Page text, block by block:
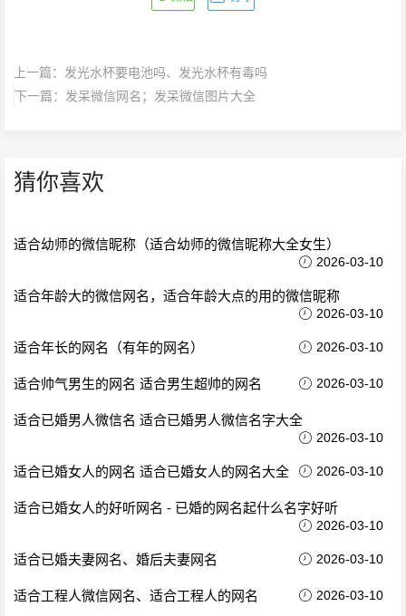
上一篇：
发光水杯要电池吗、发光水杯有毒吗
下一篇：
发呆微信网名；发呆微信图片大全
猜你喜欢
适合幼师的微信昵称（适合幼师的微信昵称大全女生）
2026-03-10
适合年龄大的微信网名，适合年龄大点的用的微信昵称
2026-03-10
适合年长的网名（有年的网名） 2026-03-10
适合帅气男生的网名 适合男生超帅的网名 2026-03-10
适合已婚男人微信名 适合已婚男人微信名字大全
2026-03-10
适合已婚女人的网名 适合已婚女人的网名大全 2026-03-10
适合已婚女人的好听网名 - 已婚的网名起什么名字好听
2026-03-10
适合已婚夫妻网名、婚后夫妻网名 2026-03-10
适合工程人微信网名、适合工程人的网名 2026-03-10